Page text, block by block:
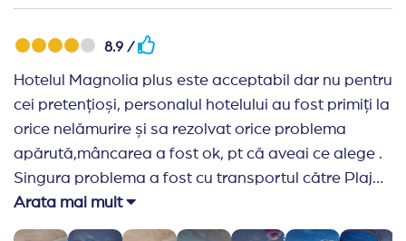
inapoi Nu mai revin in acest hotel Apa in mare era
superba,măcar atât Escalatorul nu a lucrat ceva
timp,la recepție se da card pentru escalator,culmea
ca nu era activ,si mai are si limita de acces
Recomand Travelplanner:Agenția de nota
10,receptivi
8.9 /
Hotelul Magnolia plus este acceptabil dar nu pentru
cei pretențioși, personalul hotelului au fost primiți la
orice nelămurire și sa rezolvat orice problema
apărută,mâncarea a fost ok, pt că aveai ce alege .
Singura problema a fost cu transportul către Plaja
care în descriere spunea că este gratuit cu
trenulețul și în realitate costă 5 leva de
Arata mai mult